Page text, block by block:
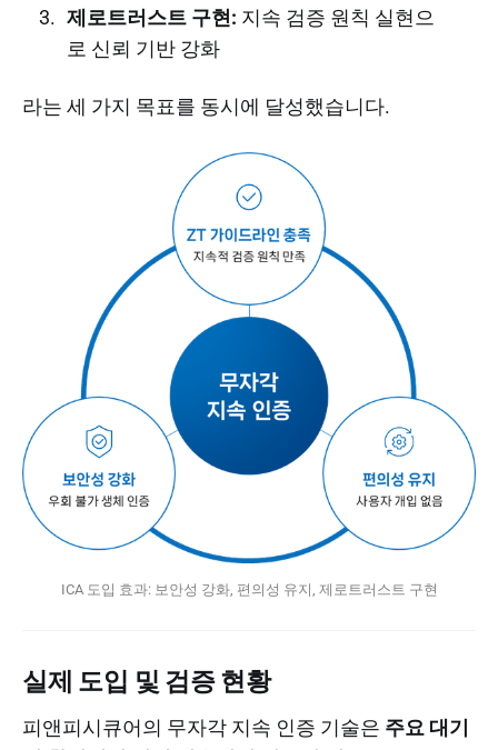
제로트러스트 구현: 지속 검증 원칙 실현으
로 신뢰 기반 강화
라는 세 가지 목표를 동시에 달성했습니다.
ICA 도입 효과: 보안성 강화, 편의성 유지, 제로트러스트 구현
실제 도입 및 검증 현황
피앤피시큐어의 무자각 지속 인증 기술은 주요 대기